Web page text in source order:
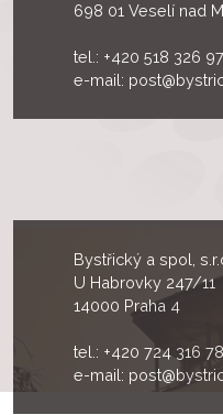
698 01 Veselí nad
tel.: +420 518 326
e-mail:
Bystřický a spol,
U Habrovky 247/11
14000 Praha 4
tel.: +420 724 316
e-mail: